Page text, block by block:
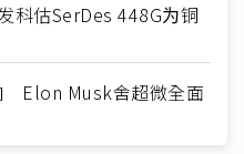
估SerDes 448G为铜
Elon Musk舍超微全面